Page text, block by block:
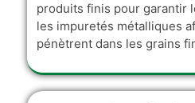
produits finis pour garantir
les impuretés métalliques
pénètrent dans les grains